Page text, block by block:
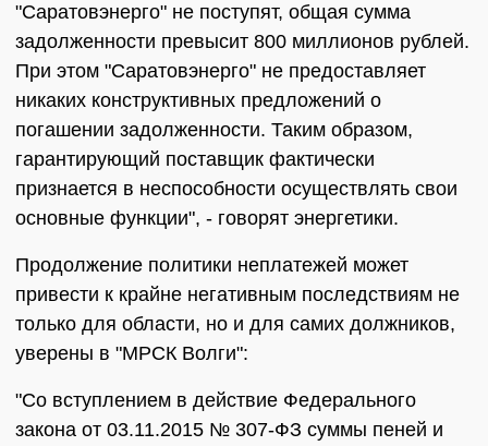
"Саратовэнерго" не поступят, общая сумма
задолженности превысит 800 миллионов рублей.
При этом "Саратовэнерго" не предоставляет
никаких конструктивных предложений о
погашении задолженности. Таким образом,
гарантирующий поставщик фактически
признается в неспособности осуществлять свои
основные функции", - говорят энергетики.
Продолжение политики неплатежей может
привести к крайне негативным последствиям не
только для области, но и для самих должников,
уверены в "МРСК Волги":
"Со вступлением в действие Федерального
закона от 03.11.2015 № 307-ФЗ суммы пеней и